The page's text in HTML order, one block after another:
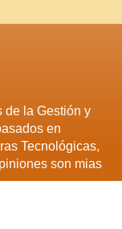
de la Gestión y
en
Tecnológicas,
son mias